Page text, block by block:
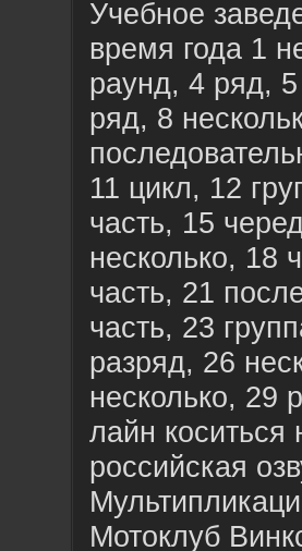
Учебное
время года 1
раунд, 4 ряд,
ряд, 8
11 цикл, 12
часть, 15
несколько, 18
часть, 21
часть, 23
разряд, 26
несколько, 29
лайн коситься
российская
Мотоклуб